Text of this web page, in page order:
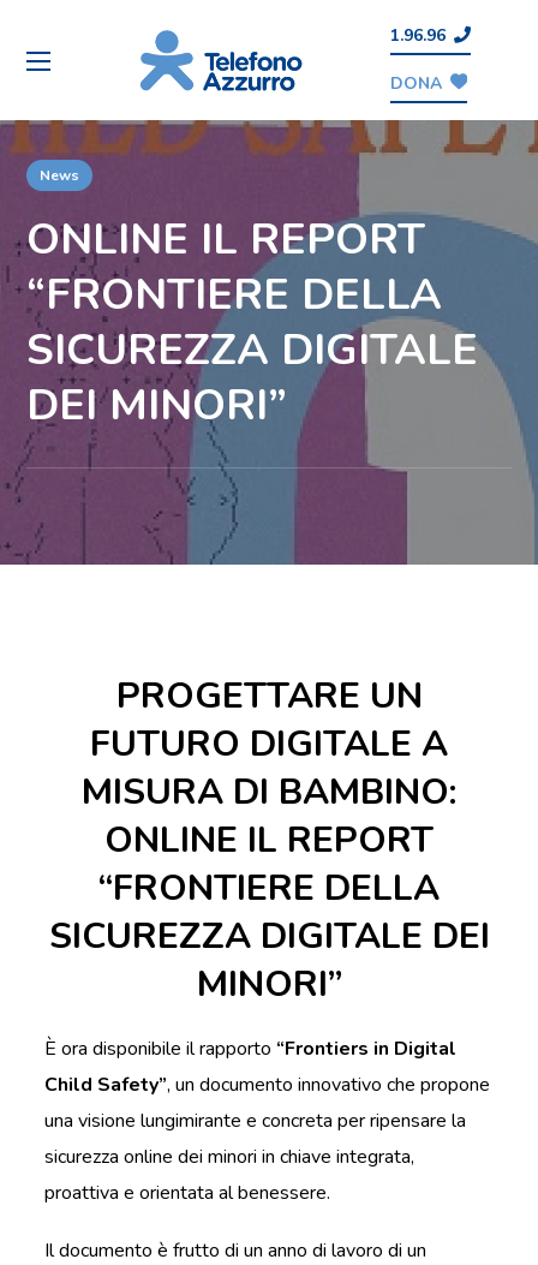
1.96.96
DONA
News
ONLINE IL REPORT
“FRONTIERE DELLA
SICUREZZA DIGITALE
DEI MINORI”
PROGETTARE UN
FUTURO DIGITALE A
MISURA DI BAMBINO:
ONLINE IL REPORT
“FRONTIERE DELLA
SICUREZZA DIGITALE DEI
MINORI”
È ora disponibile il rapporto “Frontiers in Digital
Child Safety”, un documento innovativo che propone
una visione lungimirante e concreta per ripensare la
sicurezza online dei minori in chiave integrata,
proattiva e orientata al benessere.
Il documento è frutto di un anno di lavoro di un